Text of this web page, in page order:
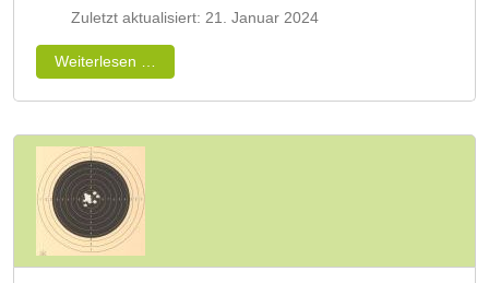
Zuletzt aktualisiert: 21. Januar 2024
Weiterlesen …